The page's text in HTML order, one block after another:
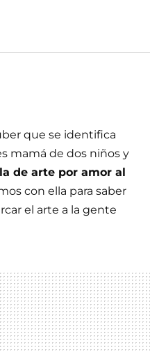
que se identifica
mamá de dos niños y
de arte por amor al
con ella para saber
el arte a la gente